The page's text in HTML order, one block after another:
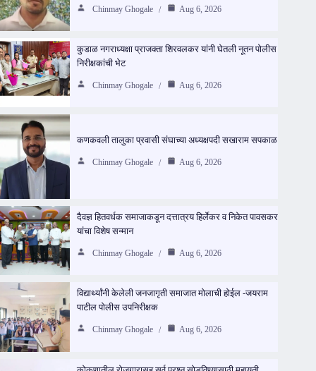
Chinmay Ghogale Aug 6, 2026
कुडाळ नगराध्यक्षा प्राजक्ता शिरवलकर यांनी घेतली नूतन पोलीस
निरीक्षकांची भेट
Chinmay Ghogale Aug 6, 2026
कणकवली तालुका प्रवासी संघाच्या अध्यक्षपदी सखाराम सपकाळ
Chinmay Ghogale Aug 6, 2026
दैवज्ञ हितवर्धक समाजाकडून दत्तात्रय हिर्लेकर व निकेत पावसकर
यांचा विशेष सन्मान
Chinmay Ghogale Aug 6, 2026
विद्यार्थ्यांनी केलेली जनजागृती समाजात मोलाची होईल -जयराम
पाटील पोलीस उपनिरीक्षक
Chinmay Ghogale Aug 6, 2026